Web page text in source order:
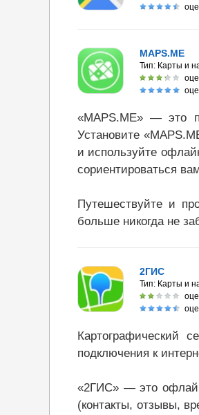
MAPS.ME
Тип: Карты и
«MAPS.ME» — это
Установите
и используйте
сориентироваться
Путешествуйте и
больше никогда не
2ГИС
Тип: Карты и
Картографический
подключения к
«2ГИС» — это
(контакты, отзывы,